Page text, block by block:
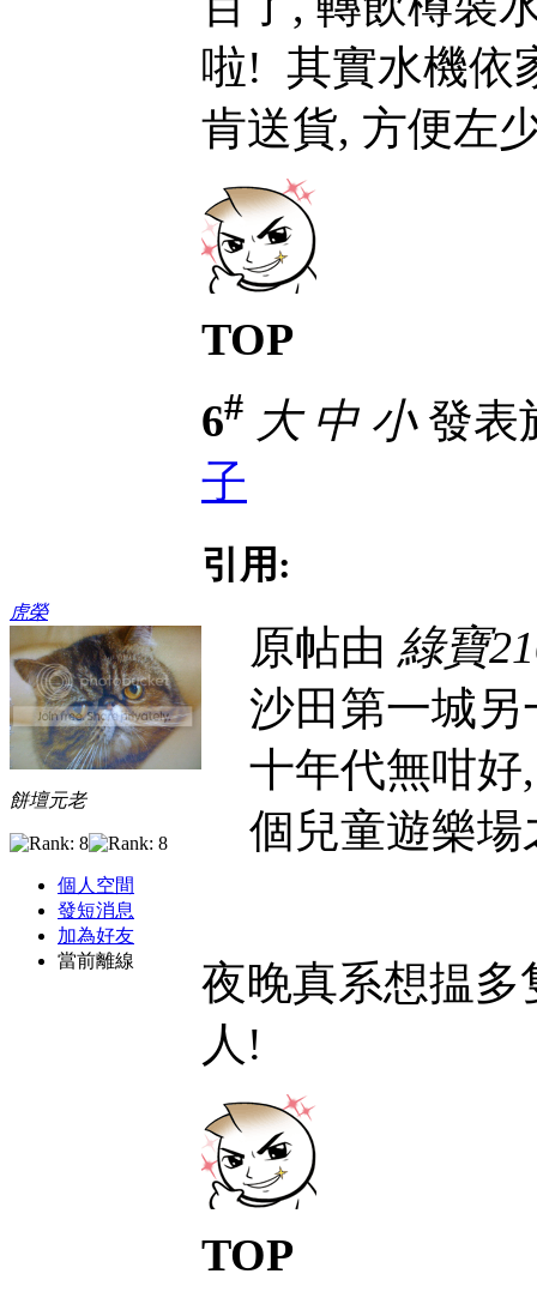
啦! 其實水機依
肯送貨, 方便左
TOP
虎榮
餅壇元老
個人空間
發短消息
加為好友
當前離線
6# 大 中 小發表
子
引用:
原帖由 綠寶
沙田第一城
十年代無咁
個兒童遊樂
夜晚真系想揾多
人!
TOP